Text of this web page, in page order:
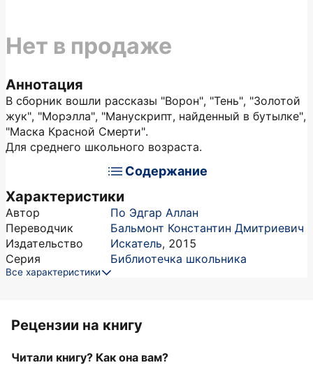
Аннотация
В сборник вошли рассказы "Ворон", "Тень", "Золотой
жук", "Морэлла", "Манускрипт, найденный в бутылке",
"Маска Красной Смерти".
Для среднего школьного возраста.
Содержание
Характеристики
Автор
По Эдгар Аллан
Переводчик
Бальмонт Константин Дмитриевич
Издательство
Искатель, 2015
Серия
Библиотечка школьника
Все характеристики
Нет в продаже
Рецензии на книгу
Читали книгу? Как она вам?